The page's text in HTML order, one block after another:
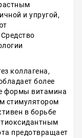
и упругой,
коллагена,
более
формы витамина
стимулятором
в борьбе
предотвращает